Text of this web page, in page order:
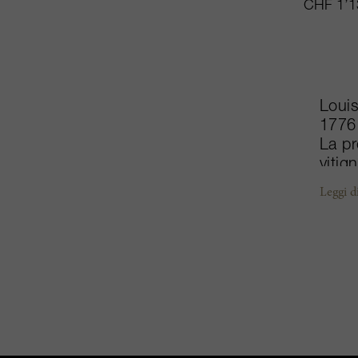
CHF
La
Leggi